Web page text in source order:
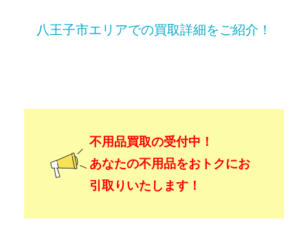
八王子市エリアでの買取詳細をご紹介！
不用品買取の受付中！
あなたの不用品をおトクにお
引取りいたします！